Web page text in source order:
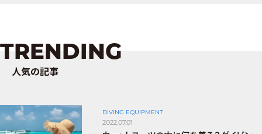
TRENDING
人気の記事
DIVING EQUIPMENT
2022.07.01